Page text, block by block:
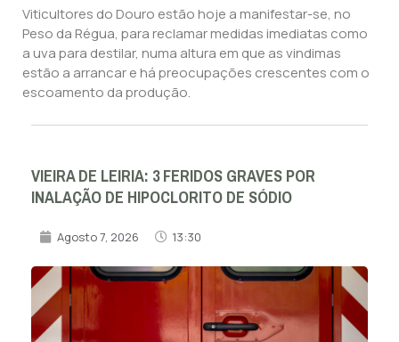
Viticultores do Douro estão hoje a manifestar-se, no
Peso da Régua, para reclamar medidas imediatas como
a uva para destilar, numa altura em que as vindimas
estão a arrancar e há preocupações crescentes com o
escoamento da produção.
VIEIRA DE LEIRIA: 3 FERIDOS GRAVES POR
INALAÇÃO DE HIPOCLORITO DE SÓDIO
Agosto 7, 2026 13:30